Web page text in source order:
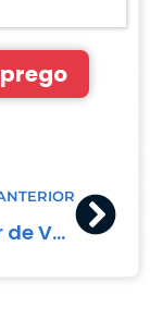
Promotor de Vendas Externo